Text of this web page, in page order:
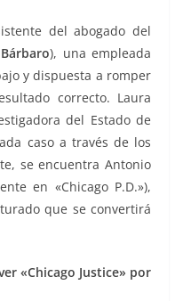
del abogado del
), una empleada
y dispuesta a romper
correcto. Laura
del Estado de
caso a través de los
se encuentra Antonio
en «Chicago P.D.»),
que se convertirá
«Chicago Justice» por